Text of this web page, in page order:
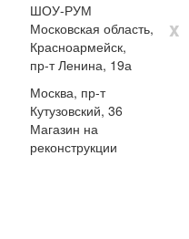
ШОУ-РУМ
x
Московская область,
Красноармейск,
пр-т Ленина, 19а
Москва, пр-т
Кутузовский, 36
Магазин на
реконструкции